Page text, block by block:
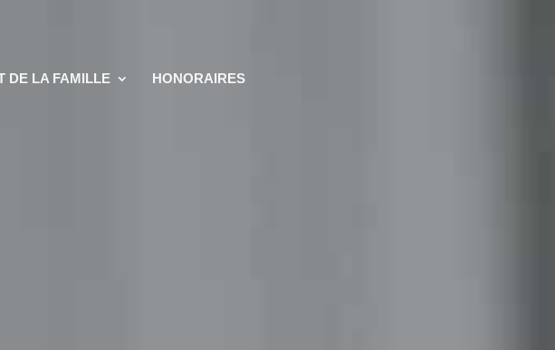
DE LA FAMILLE HONORAIRES